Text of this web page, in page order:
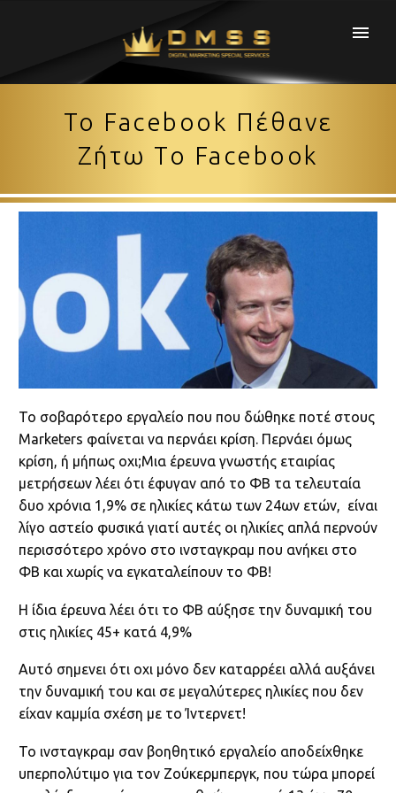
Το Facebook Πέθανε
Ζήτω Το Facebook
Το σοβαρότερο εργαλείο που που δώθηκε ποτέ στους
Μarketers φαίνεται να περνάει κρίση. Περνάει όμως
κρίση, ή μήπως οχι;Μια έρευνα γνωστής εταιρίας
μετρήσεων λέει ότι έφυγαν από το ΦΒ τα τελευταία
δυο χρόνια 1,9% σε ηλικίες κάτω των 24ων ετών, είναι
λίγο αστείο φυσικά γιατί αυτές οι ηλικίες απλά περνούν
περισσότερο χρόνο στο ινσταγκραμ που ανήκει στο
ΦΒ και χωρίς να εγκαταλείπουν το ΦΒ!
Η ίδια έρευνα λέει ότι το ΦΒ αύξησε την δυναμική του
στις ηλικίες 45+ κατά 4,9%
Αυτό σημενει ότι οχι μόνο δεν καταρρέει αλλά αυξάνει
την δυναμική του και σε μεγαλύτερες ηλικίες που δεν
είχαν καμμία σχέση με το Ίντερνετ!
Το ινσταγκραμ σαν βοηθητικό εργαλείο αποδείχθηκε
υπερπολύτιμο για τον Ζούκερμπεργκ, που τώρα μπορεί